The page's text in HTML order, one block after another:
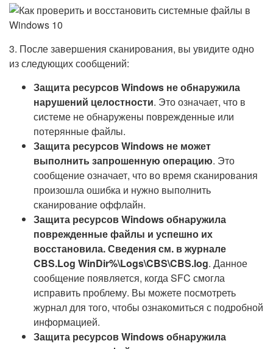
3. После завершения сканирования, вы увидите одно
из следующих сообщений:
Защита ресурсов Windows не обнаружила
нарушений целостности. Это означает, что в
системе не обнаружены поврежденные или
потерянные файлы.
Защита ресурсов Windows не может
выполнить запрошенную операцию. Это
сообщение означает, что во время сканирования
произошла ошибка и нужно выполнить
сканирование оффлайн.
Защита ресурсов Windows обнаружила
поврежденные файлы и успешно их
восстановила. Сведения см. в журнале
CBS.Log WinDir%\Logs\CBS\CBS.log. Данное
сообщение появляется, когда SFC смогла
исправить проблему. Вы можете посмотреть
журнал для того, чтобы ознакомиться с подробной
информацией.
Защита ресурсов Windows обнаружила